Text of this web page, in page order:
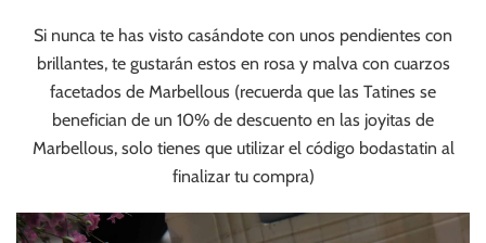
Si nunca te has visto casándote con unos pendientes con
brillantes, te gustarán estos en rosa y malva con cuarzos
facetados de Marbellous (recuerda que las Tatines se
benefician de un 10% de descuento en las joyitas de
Marbellous, solo tienes que utilizar el código bodastatin al
finalizar tu compra)